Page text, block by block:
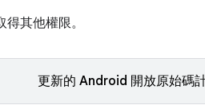
其他權限。
更新的 Android 開放原始碼